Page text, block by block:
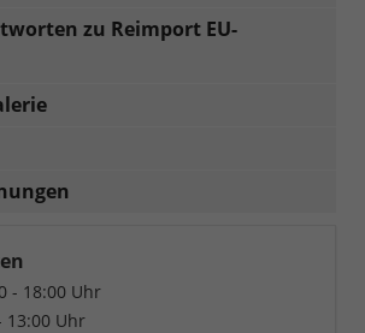
zu Reimport EU-
- 18:00 Uhr
13:00 Uhr